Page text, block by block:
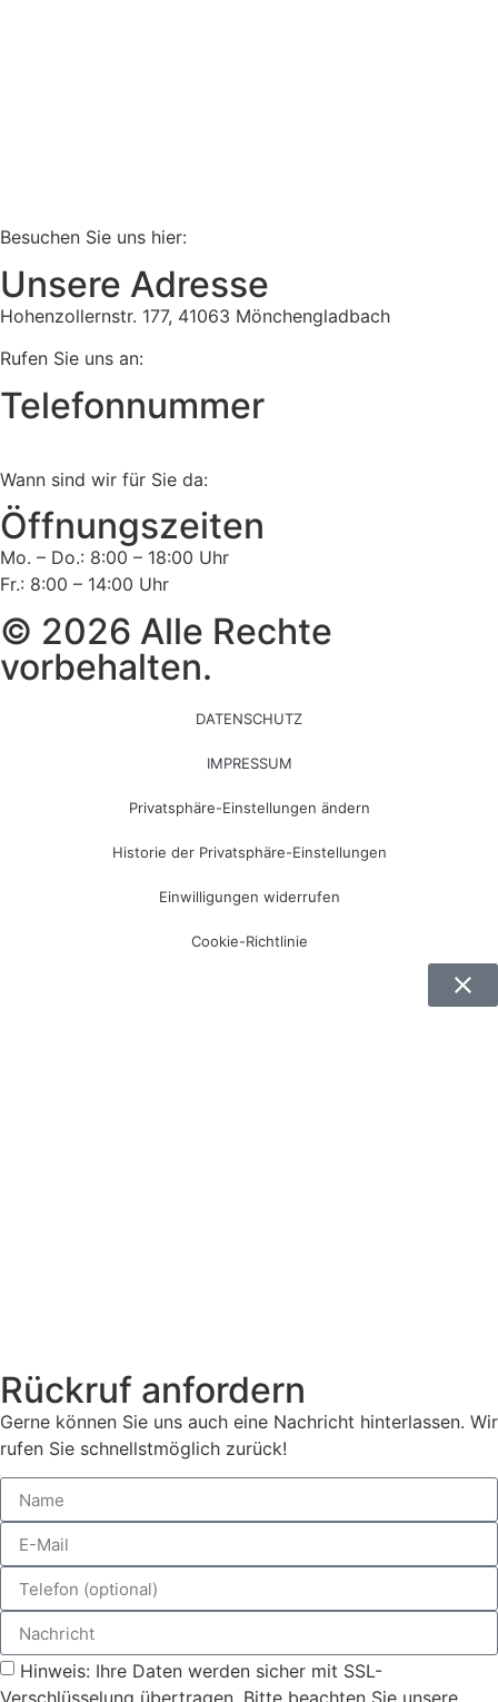
Besuchen Sie uns hier:
Unsere Adresse
Hohenzollernstr. 177, 41063 Mönchengladbach
Rufen Sie uns an:
Telefonnummer
Wann sind wir für Sie da:
Öffnungszeiten
Mo. – Do.: 8:00 – 18:00 Uhr
Fr.: 8:00 – 14:00 Uhr
© 2026 Alle Rechte
vorbehalten.
DATENSCHUTZ
IMPRESSUM
Privatsphäre-Einstellungen ändern
Historie der Privatsphäre-Einstellungen
Einwilligungen widerrufen
Cookie-Richtlinie
Rückruf anfordern
Gerne können Sie uns auch eine Nachricht hinterlassen. Wir
rufen Sie schnellstmöglich zurück!
Hinweis: Ihre Daten werden sicher mit SSL-
Verschlüsselung übertragen. Bitte beachten Sie unsere